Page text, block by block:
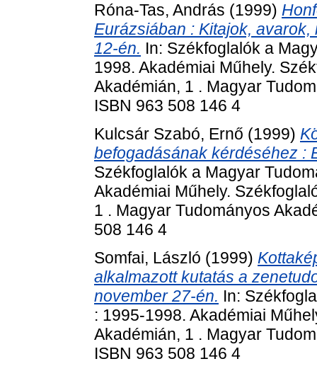
Róna-Tas, András (1999)
Eurázsiában : Kitajok,
12-én. In: Székfoglalók a
1998. Akadémiai Műhely.
Akadémián, 1 . Magyar
ISBN 963 508 146 4
Kulcsár Szabó, Ernő (1999)
befogadásának kérdéséhez :
Székfoglalók a Magyar
Akadémiai Műhely.
1 . Magyar Tudományos
508 146 4
Somfai, László (1999)
alkalmazott kutatás a
november 27-én. In:
: 1995-1998. Akadémiai
Akadémián, 1 . Magyar
ISBN 963 508 146 4